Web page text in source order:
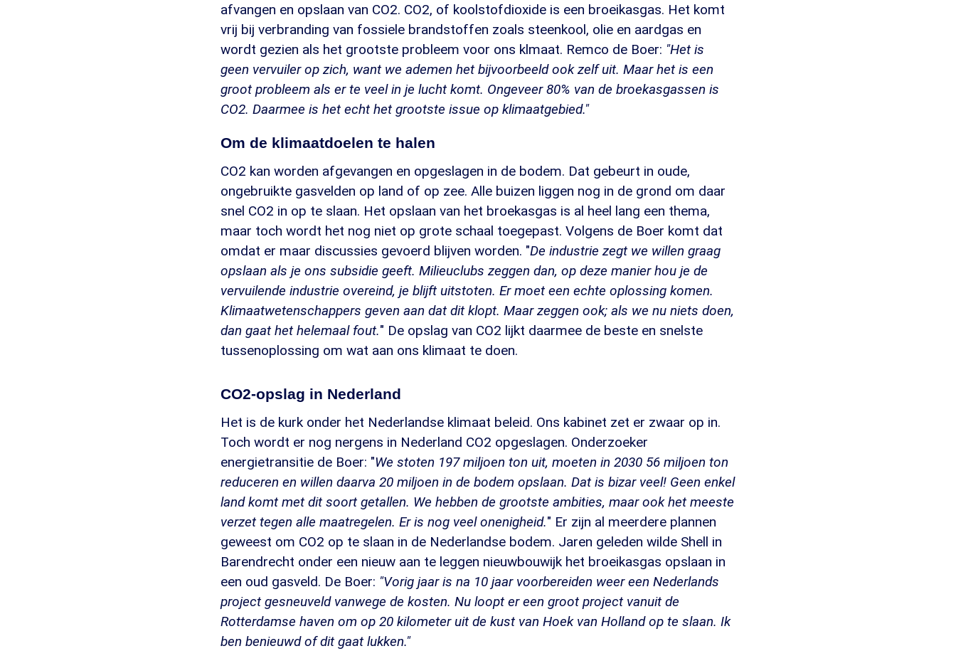
afvangen en opslaan van CO2. CO2, of koolstofdioxide is een broeikasgas. Het komt
vrij bij verbranding van fossiele brandstoffen zoals steenkool, olie en aardgas en
wordt gezien als het grootste probleem voor ons klmaat. Remco de Boer: "Het is
geen vervuiler op zich, want we ademen het bijvoorbeeld ook zelf uit. Maar het is een
groot probleem als er te veel in je lucht komt. Ongeveer 80% van de broekasgassen is
CO2. Daarmee is het echt het grootste issue op klimaatgebied."
Om de klimaatdoelen te halen
CO2 kan worden afgevangen en opgeslagen in de bodem. Dat gebeurt in oude,
ongebruikte gasvelden op land of op zee. Alle buizen liggen nog in de grond om daar
snel CO2 in op te slaan. Het opslaan van het broekasgas is al heel lang een thema,
maar toch wordt het nog niet op grote schaal toegepast. Volgens de Boer komt dat
omdat er maar discussies gevoerd blijven worden. "De industrie zegt we willen graag
opslaan als je ons subsidie geeft. Milieuclubs zeggen dan, op deze manier hou je de
vervuilende industrie overeind, je blijft uitstoten. Er moet een echte oplossing komen.
Klimaatwetenschappers geven aan dat dit klopt. Maar zeggen ook; als we nu niets doen,
dan gaat het helemaal fout." De opslag van CO2 lijkt daarmee de beste en snelste
tussenoplossing om wat aan ons klimaat te doen.
CO2-opslag in Nederland
Het is de kurk onder het Nederlandse klimaat beleid. Ons kabinet zet er zwaar op in.
Toch wordt er nog nergens in Nederland CO2 opgeslagen. Onderzoeker
energietransitie de Boer: "We stoten 197 miljoen ton uit, moeten in 2030 56 miljoen ton
reduceren en willen daarva 20 miljoen in de bodem opslaan. Dat is bizar veel! Geen enkel
land komt met dit soort getallen. We hebben de grootste ambities, maar ook het meeste
verzet tegen alle maatregelen. Er is nog veel onenigheid." Er zijn al meerdere plannen
geweest om CO2 op te slaan in de Nederlandse bodem. Jaren geleden wilde Shell in
Barendrecht onder een nieuw aan te leggen nieuwbouwijk het broeikasgas opslaan in
een oud gasveld. De Boer: "Vorig jaar is na 10 jaar voorbereiden weer een Nederlands
project gesneuveld vanwege de kosten. Nu loopt er een groot project vanuit de
Rotterdamse haven om op 20 kilometer uit de kust van Hoek van Holland op te slaan. Ik
ben benieuwd of dit gaat lukken."